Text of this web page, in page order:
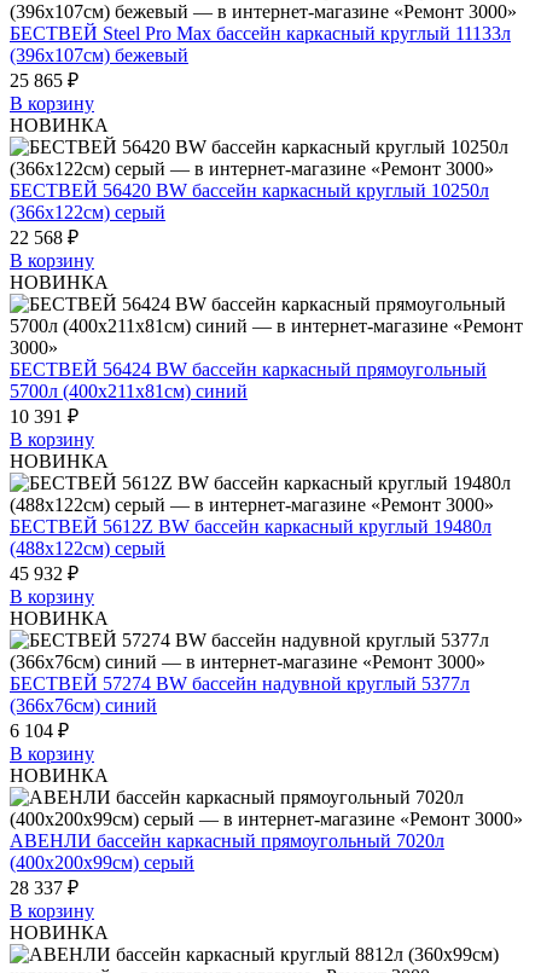
БЕСТВЕЙ Steel Pro Max бассейн каркасный круглый 11133л
(396x107см) бежевый
25 865 ₽
В корзину
НОВИНКА
БЕСТВЕЙ 56420 BW бассейн каркасный круглый 10250л
(366x122см) серый
22 568 ₽
В корзину
НОВИНКА
БЕСТВЕЙ 56424 BW бассейн каркасный прямоугольный
5700л (400x211х81см) синий
10 391 ₽
В корзину
НОВИНКА
БЕСТВЕЙ 5612Z BW бассейн каркасный круглый 19480л
(488x122см) серый
45 932 ₽
В корзину
НОВИНКА
БЕСТВЕЙ 57274 BW бассейн надувной круглый 5377л
(366x76см) синий
6 104 ₽
В корзину
НОВИНКА
АВЕНЛИ бассейн каркасный прямоугольный 7020л
(400х200х99см) серый
28 337 ₽
В корзину
НОВИНКА